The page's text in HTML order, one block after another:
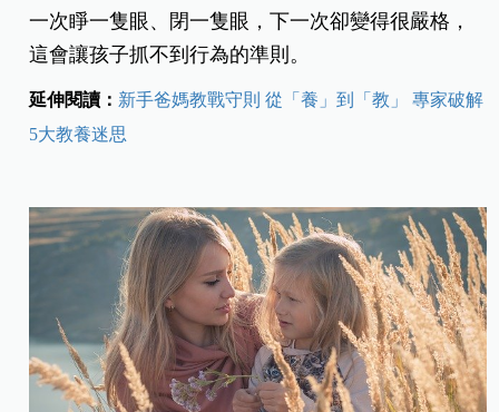
一次睜一隻眼、閉一隻眼，下一次卻變得很嚴格，
這會讓孩子抓不到行為的準則。
延伸閱讀： 新手爸媽教戰守則 從「養」到「教」 專家破解
5大教養迷思